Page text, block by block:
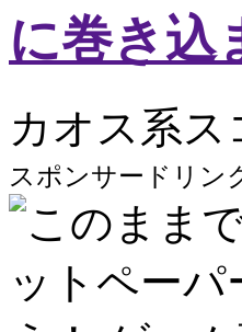
に巻き込
カオス系ス
スポンサードリン